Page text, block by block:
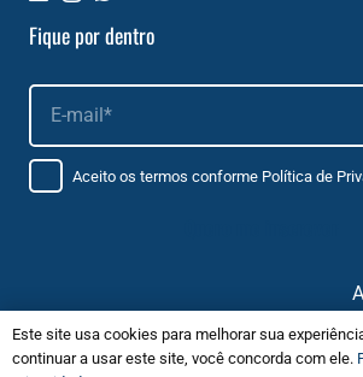
Fique por dentro
Aceito os termos conforme Política de
Este site usa cookies para melhorar sua
continuar a usar este site, você concorda com ele.